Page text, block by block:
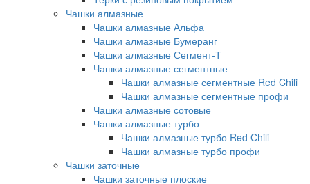
Чашки алмазные
Чашки алмазные Альфа
Чашки алмазные Бумеранг
Чашки алмазные Сегмент-Т
Чашки алмазные сегментные
Чашки алмазные сегментные Red Chili
Чашки алмазные сегментные профи
Чашки алмазные сотовые
Чашки алмазные турбо
Чашки алмазные турбо Red Chili
Чашки алмазные турбо профи
Чашки заточные
Чашки заточные плоские